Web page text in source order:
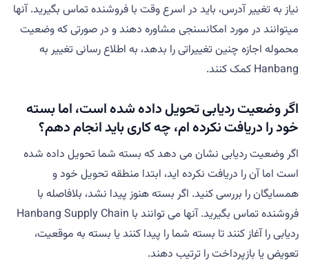
نیاز به تغییر آدرس، باید در اسرع وقت با فروشنده تماس بگیرید. آنها
میتوانند در مورد امکانسنجی مشاوره دهند و در صورتی که وضعیت
محموله اجازه چنین تغییراتی را بدهد، به اطلاع رسانی تغییر به
Hanbang کمک کنند.
اگر وضعیت ردیابی تحویل داده شده است، اما بسته
خود را دریافت نکرده ام، چه کاری باید انجام دهم؟
اگر وضعیت ردیابی نشان می دهد که بسته شما تحویل داده شده
است اما آن را دریافت نکرده اید، ابتدا منطقه تحویل خود و
همسایگان را بررسی کنید. اگر بسته هنوز پیدا نشد، بلافاصله با
فروشنده تماس بگیرید. آنها می توانند با Hanbang Supply Chain
ردیابی را آغاز کنند تا بسته شما را پیدا کنند یا بسته به موقعیت،
تعویض یا بازپرداخت را ترتیب دهند.